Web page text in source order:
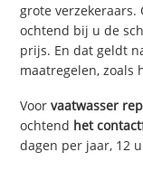
grote verzekeraars.
ochtend bij u de
prijs. En dat geldt
maatregelen, zoals
Voorvaatwasser
ochtend het
dagen per jaar, 12